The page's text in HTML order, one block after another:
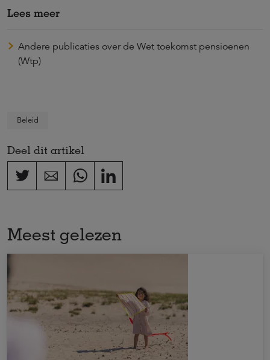
Lees meer
Andere publicaties over de Wet toekomst pensioenen
(Wtp)
Beleid
Deel dit artikel
Meest gelezen